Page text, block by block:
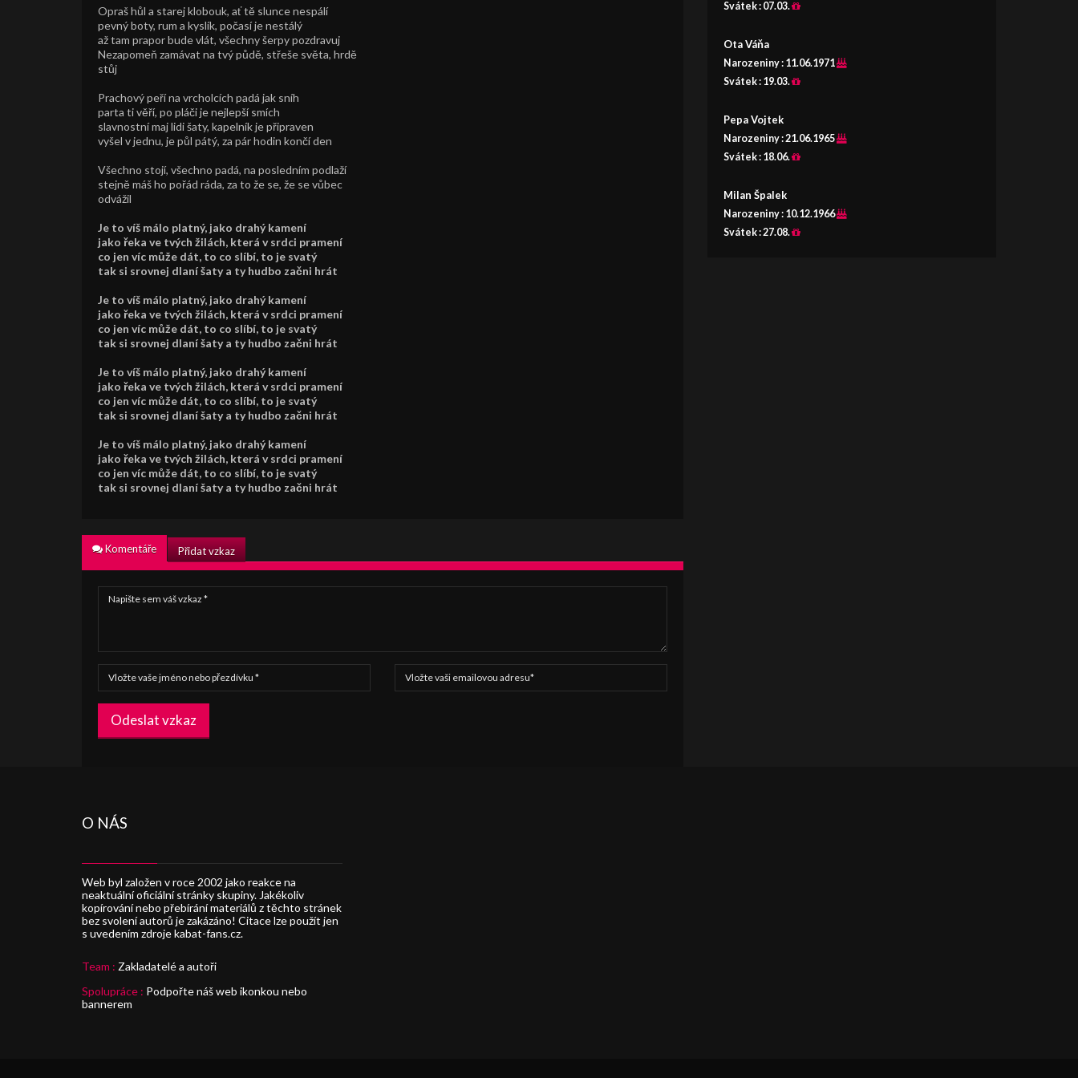
Opraš hůl a starej klobouk, ať tě slunce nespálí
pevný boty, rum a kyslík, počasí je nestálý
až tam prapor bude vlát, všechny šerpy pozdravuj
Nezapomeň zamávat na tvý půdě, střeše světa, hrdě
stůj
Prachový peří na vrcholcích padá jak sníh
parta ti věří, po pláči je nejlepší smích
slavnostní maj lidi šaty, kapelník je připraven
vyšel v jednu, je půl pátý, za pár hodin končí den
Všechno stojí, všechno padá, na posledním podlaží
stejně máš ho pořád ráda, za to že se, že se vůbec
odvážil
Je to víš málo platný, jako drahý kamení
jako řeka ve tvých žilách, která v srdci pramení
co jen víc může dát, to co slíbí, to je svatý
tak si srovnej dlaní šaty a ty hudbo začni hrát
Je to víš málo platný, jako drahý kamení
jako řeka ve tvých žilách, která v srdci pramení
co jen víc může dát, to co slíbí, to je svatý
tak si srovnej dlaní šaty a ty hudbo začni hrát
Je to víš málo platný, jako drahý kamení
jako řeka ve tvých žilách, která v srdci pramení
co jen víc může dát, to co slíbí, to je svatý
tak si srovnej dlaní šaty a ty hudbo začni hrát
Je to víš málo platný, jako drahý kamení
jako řeka ve tvých žilách, která v srdci pramení
co jen víc může dát, to co slíbí, to je svatý
tak si srovnej dlaní šaty a ty hudbo začni hrát
Komentáře Přidat vzkaz
Odeslat vzkaz
Svátek : 07.03.
Ota Váňa
Narozeniny : 11.06.1971
Svátek : 19.03.
Pepa Vojtek
Narozeniny :21.06.1965
Svátek : 18.06.
Milan Špalek
Narozeniny : 10.12.1966
Svátek :27.08.
O NÁS
Web byl založen v roce 2002 jako reakce na
neaktuální oficiální stránky skupiny. Jakékoliv
kopírování nebo přebírání materiálů z těchto stránek
bez svolení autorů je zakázáno! Citace lze použít jen
s uvedením zdroje kabat-fans.cz.
Team : Zakladatelé a autoři
Spolupráce : Podpořte náš web ikonkou nebo
bannerem